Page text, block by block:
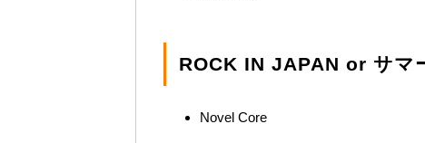
ROCK IN JAPAN or サマ
Novel Core